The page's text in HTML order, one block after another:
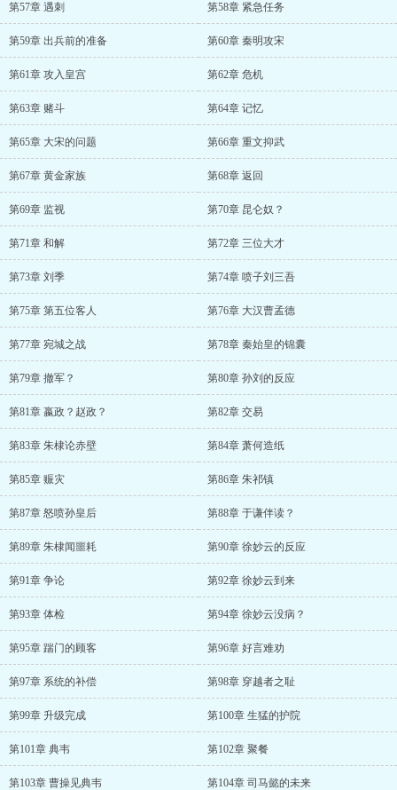
第57章 遇刺 第58章 紧急任务
第59章 出兵前的准备 第60章 秦明攻宋
第61章 攻入皇宫 第62章 危机
第63章 赌斗 第64章 记忆
第65章 大宋的问题 第66章 重文抑武
第67章 黄金家族 第68章 返回
第69章 监视 第70章 昆仑奴？
第71章 和解 第72章 三位大才
第73章 刘季 第74章 喷子刘三吾
第75章 第五位客人 第76章 大汉曹孟德
第77章 宛城之战 第78章 秦始皇的锦囊
第79章 撤军？ 第80章 孙刘的反应
第81章 嬴政？赵政？ 第82章 交易
第83章 朱棣论赤壁 第84章 萧何造纸
第85章 赈灾 第86章 朱祁镇
第87章 怒喷孙皇后 第88章 于谦伴读？
第89章 朱棣闻噩耗 第90章 徐妙云的反应
第91章 争论 第92章 徐妙云到来
第93章 体检 第94章 徐妙云没病？
第95章 踹门的顾客 第96章 好言难劝
第97章 系统的补偿 第98章 穿越者之耻
第99章 升级完成 第100章 生猛的护院
第101章 典韦 第102章 聚餐
第103章 曹操见典韦 第104章 司马懿的未来